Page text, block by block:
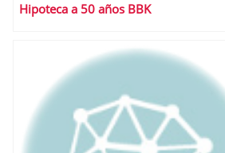
Hipoteca a 50 años BBK